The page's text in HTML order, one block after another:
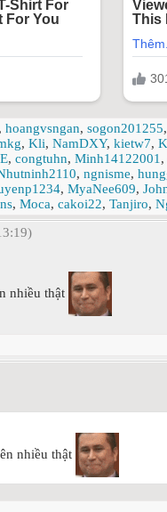
, hoangvsngan, sogon201255,
, Kli, NamDXY, kietw7,
, congtuhn, Minh14122001 ,
, ngnisme,
, MyaNee609,
, Moca, cakoi22, Tanjiro,
nhiều thật
nhiều thật